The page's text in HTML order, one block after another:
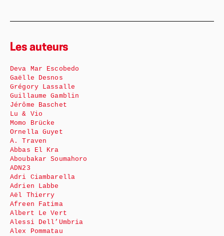
Les auteurs
Deva Mar Escobedo
Gaëlle Desnos
Grégory Lassalle
Guillaume Gamblin
Jérôme Baschet
Lu & Vio
Momo Brücke
Ornella Guyet
A. Traven
Abbas El Kra
Aboubakar Soumahoro
ADN23
Adri Ciambarella
Adrien Labbe
Aël Thierry
Afreen Fatima
Albert Le Vert
Alessi Dell’Umbria
Alex Pommatau